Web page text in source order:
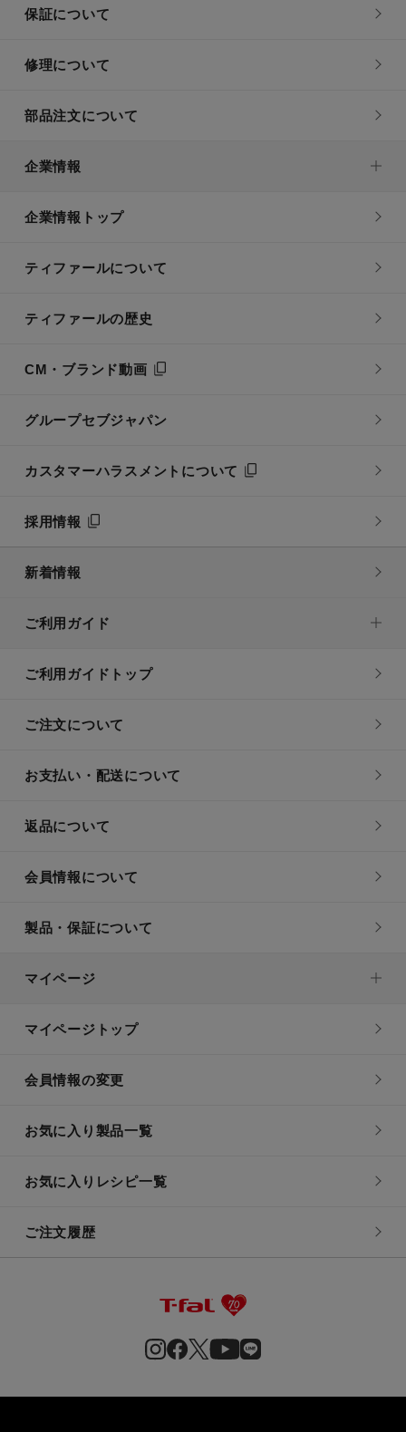
保証について
修理について
部品注文について
企業情報
企業情報トップ
ティファールについて
ティファールの歴史
CM・ブランド動画
グループセブジャパン
カスタマーハラスメントについて
採用情報
新着情報
ご利用ガイド
ご利用ガイドトップ
ご注文について
お支払い・配送について
返品について
会員情報について
製品・保証について
マイページ
マイページトップ
会員情報の変更
お気に入り製品一覧
お気に入りレシピ一覧
ご注文履歴